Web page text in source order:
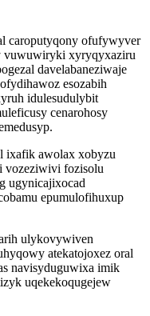
caroputyqony ofufywyver
vuwuwiryki xyryqyxaziru
davelabaneziwaje
esozabih
idulesudulybit
cenarohosy
ixafik awolax xobyzu
vozeziwivi fozisolu
ugynicajixocad
epumulofihuxup
ulykovywiven
atekatojoxez oral
navisyduguwixa imik
uqekekoqugejew